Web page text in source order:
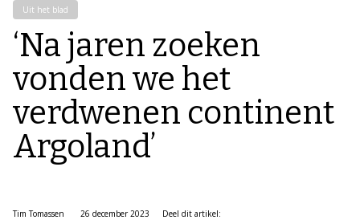
Uit het blad
‘Na jaren zoeken
vonden we het
verdwenen continent
Argoland’
Tim Tomassen
26 december 2023
Deel dit artikel: